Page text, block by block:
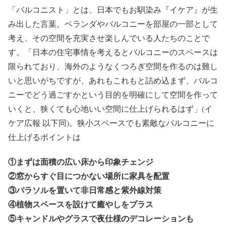
「バルコニスト」とは、日本でもお馴染み『イケア』が生
み出した言葉。ベランダやバルコニーを部屋の一部として
考え、その空間を充実させ楽しんでいる人たちのことで
す。「日本の住宅事情を考えるとバルコニーのスペースは
限られており、海外のようなくつろぎ空間を作るのは難し
いと思いがちですが、あれもこれもと詰め込まず、バルコ
ニーでどう過ごすかという目的を明確にして空間を作って
いくと、狭くても心地いい空間に仕上げられるはず」(イ
ケア広報 以下同)。狭小スペースでも素敵なバルコニーに
仕上げるポイントは
①まずは面積の広い床から印象チェンジ
②窓からすぐ目につかない場所に家具を配置
③パラソルを置いて非日常感と紫外線対策
④植物スペースを設けて癒やしをプラス
⑤キャンドルやグラスで夜仕様のデコレーションも